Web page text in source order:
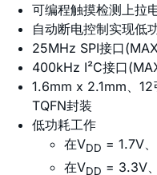
可编程触摸检测上拉
自动断电控制实现低
25MHz SPI接口
400kHz I²C接口
1.6mm x 2.1mm、
TQFN封装
低功耗工作
在VDD = 1.7V
在VDD = 3.3V